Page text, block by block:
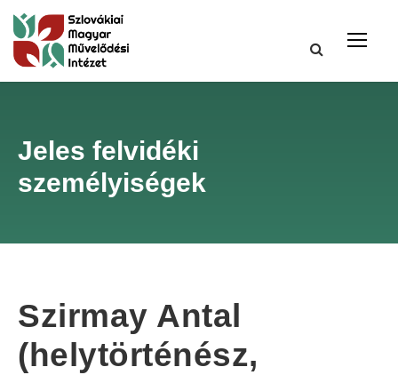
Jeles felvidéki
személyiségek
Szirmay Antal
(helytörténész,